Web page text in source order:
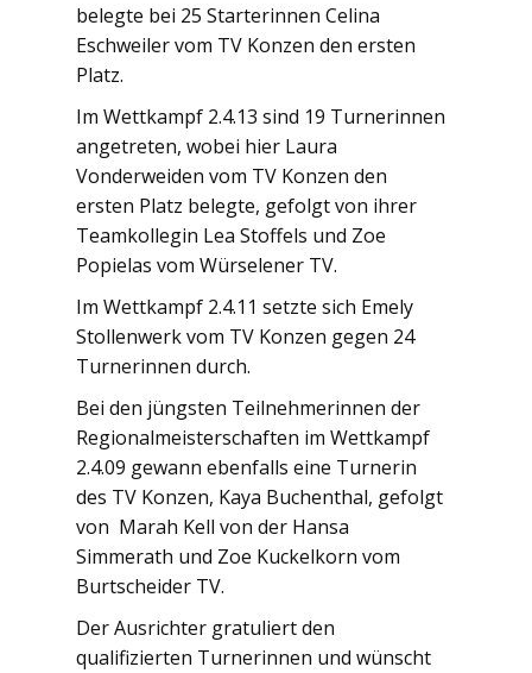
belegte bei 25 Starterinnen Celina
Eschweiler vom TV Konzen den ersten
Platz.
Im Wettkampf 2.4.13 sind 19 Turnerinnen
angetreten, wobei hier Laura
Vonderweiden vom TV Konzen den
ersten Platz belegte, gefolgt von ihrer
Teamkollegin Lea Stoffels und Zoe
Popielas vom Würselener TV.
Im Wettkampf 2.4.11 setzte sich Emely
Stollenwerk vom TV Konzen gegen 24
Turnerinnen durch.
Bei den jüngsten Teilnehmerinnen der
Regionalmeisterschaften im Wettkampf
2.4.09 gewann ebenfalls eine Turnerin
des TV Konzen, Kaya Buchenthal, gefolgt
von Marah Kell von der Hansa
Simmerath und Zoe Kuckelkorn vom
Burtscheider TV.
Der Ausrichter gratuliert den
qualifizierten Turnerinnen und wünscht